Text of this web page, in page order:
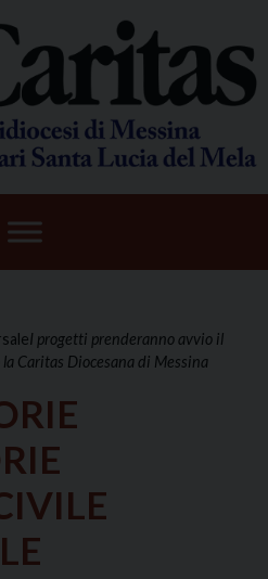
I progetti prenderanno avvio il
Caritas Diocesana di Messina